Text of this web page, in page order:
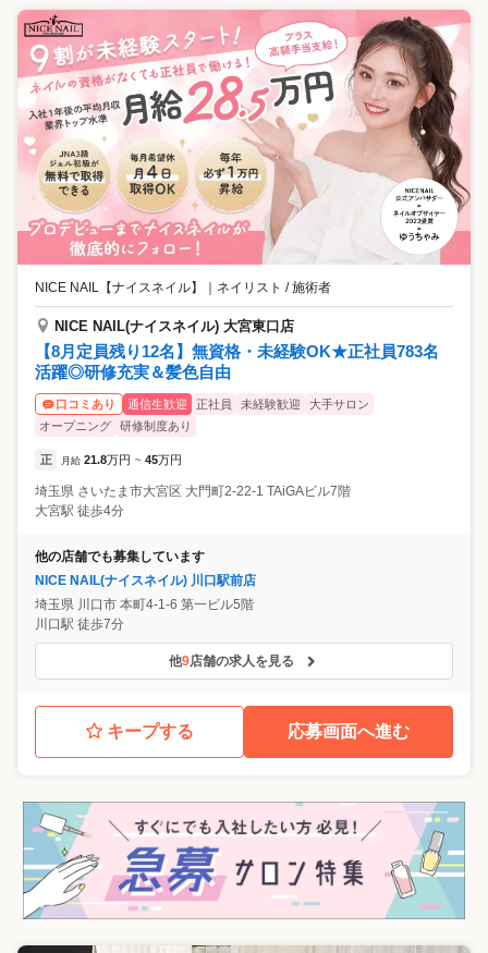
NICE NAIL【ナイスネイル】 ネイリスト / 施術者
NICE NAIL(ナイスネイル) 大宮東口店
【8月定員残り12名】無資格・未経験OK★正社員783名
活躍◎研修充実＆髪色自由
口コミあり 通信生歓迎 正社員 未経験歓迎
大手サロン
オープニング
研修制度あり
正 月給 21.8万円 ~ 45万円
埼玉県 さいたま市大宮区 大門町2-22-1 TAiGAビル7階
大宮駅 徒歩4分
他の店舗でも募集しています
NICE NAIL(ナイスネイル) 川口駅前店
埼玉県 川口市 本町4-1-6 第一ビル5階
川口駅 徒歩7分
他9店舗の求人を見る
キープする 応募画面へ進む